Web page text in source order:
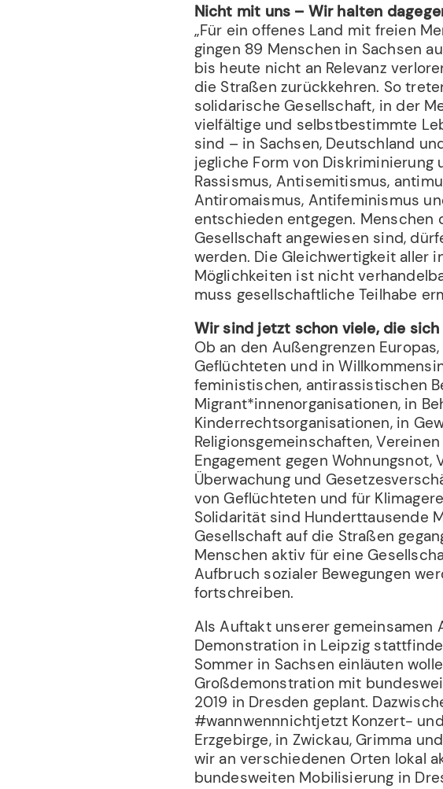
Nicht mit uns – Wir halten
„Für ein offenes Land mit freien
gingen ́89 Menschen in Sachsen
bis heute nicht an Relevanz
die Straßen zurückkehren. So
solidarische Gesellschaft, in der
vielfältige und selbstbestimmte
sind – in Sachsen, Deutschland
jegliche Form von Diskriminierung
Rassismus, Antisemitismus,
Antiromaismus, Antifeminismus
entschieden entgegen. Menschen
Gesellschaft angewiesen sind,
werden. Die Gleichwertigkeit aller
Möglichkeiten ist nicht
muss gesellschaftliche Teilhabe
Wir sind jetzt schon viele, die sich
Ob an den Außengrenzen
Geflüchteten und in
feministischen, antirassistischen
Migrant*innenorganisationen, in
Kinderrechtsorganisationen, in
Religionsgemeinschaften,
Engagement gegen Wohnungsnot,
Überwachung und
von Geflüchteten und für
Solidarität sind Hunderttausende
Gesellschaft auf die Straßen
Menschen aktiv für eine
Aufbruch sozialer Bewegungen
fortschreiben.
Als Auftakt unserer gemeinsamen
Demonstration in Leipzig
Sommer in Sachsen einläuten
Großdemonstration mit
2019 in Dresden geplant.
#wannwennnichtjetzt Konzert-
Erzgebirge, in Zwickau, Grimma
wir an verschiedenen Orten lokal
bundesweiten Mobilisierung in